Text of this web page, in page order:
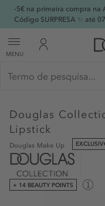
-5€ na primeira compra na
Código SURPRESA ✨ até
MENU
Douglas
Lipstick
Douglas Make Up
+ 14 BEAUTY POINTS